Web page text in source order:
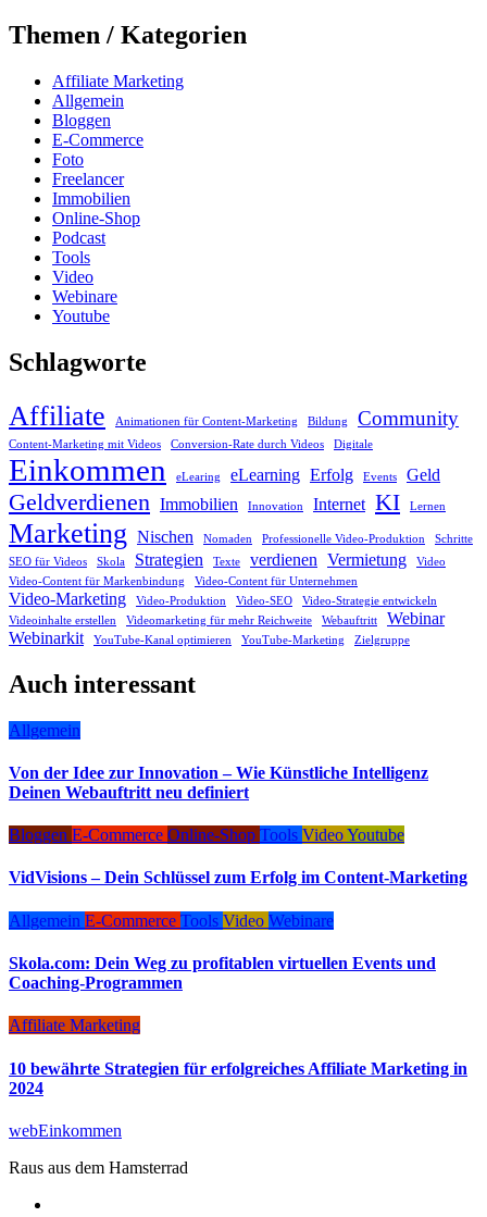
Themen / Kategorien
Affiliate Marketing
Allgemein
Bloggen
E-Commerce
Foto
Freelancer
Immobilien
Online-Shop
Podcast
Tools
Video
Webinare
Youtube
Schlagworte
Affiliate Animationen für Content-Marketing Bildung Community
Content-Marketing mit Videos Conversion-Rate durch Videos Digitale
Einkommen eLearing eLearning Erfolg Events Geld
Geldverdienen Immobilien Innovation Internet KI Lernen
Marketing Nischen Nomaden Professionelle Video-Produktion
Schritte
SEO für Videos
Skola Strategien Texte verdienen Vermietung
Video
Video-Content für Markenbindung
Video-Content für Unternehmen
Video-Marketing Video-Produktion Video-SEO
Video-Strategie entwickeln
Videoinhalte erstellen
Videomarketing für mehr Reichweite Webauftritt
Webinar
Webinarkit
YouTube-Kanal optimieren YouTube-Marketing Zielgruppe
Auch interessant
Allgemein
Von der Idee zur Innovation – Wie Künstliche Intelligenz
Deinen Webauftritt neu definiert
Bloggen E-Commerce Online-Shop Tools VideoYoutube
VidVisions – Dein Schlüssel zum Erfolg im Content-Marketing
Allgemein E-Commerce Tools Video Webinare
Skola.com: Dein Weg zu profitablen virtuellen Events und
Coaching-Programmen
Affiliate Marketing
10 bewährte Strategien für erfolgreiches Affiliate Marketing in
2024
webEinkommen
Raus aus dem Hamsterrad